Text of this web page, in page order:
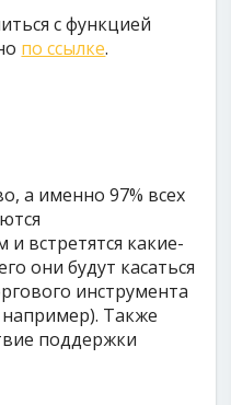
с функцией
по ссылке.
а именно 97% всех
встретятся какие-
они будут касаться
инструмента
Также
поддержки